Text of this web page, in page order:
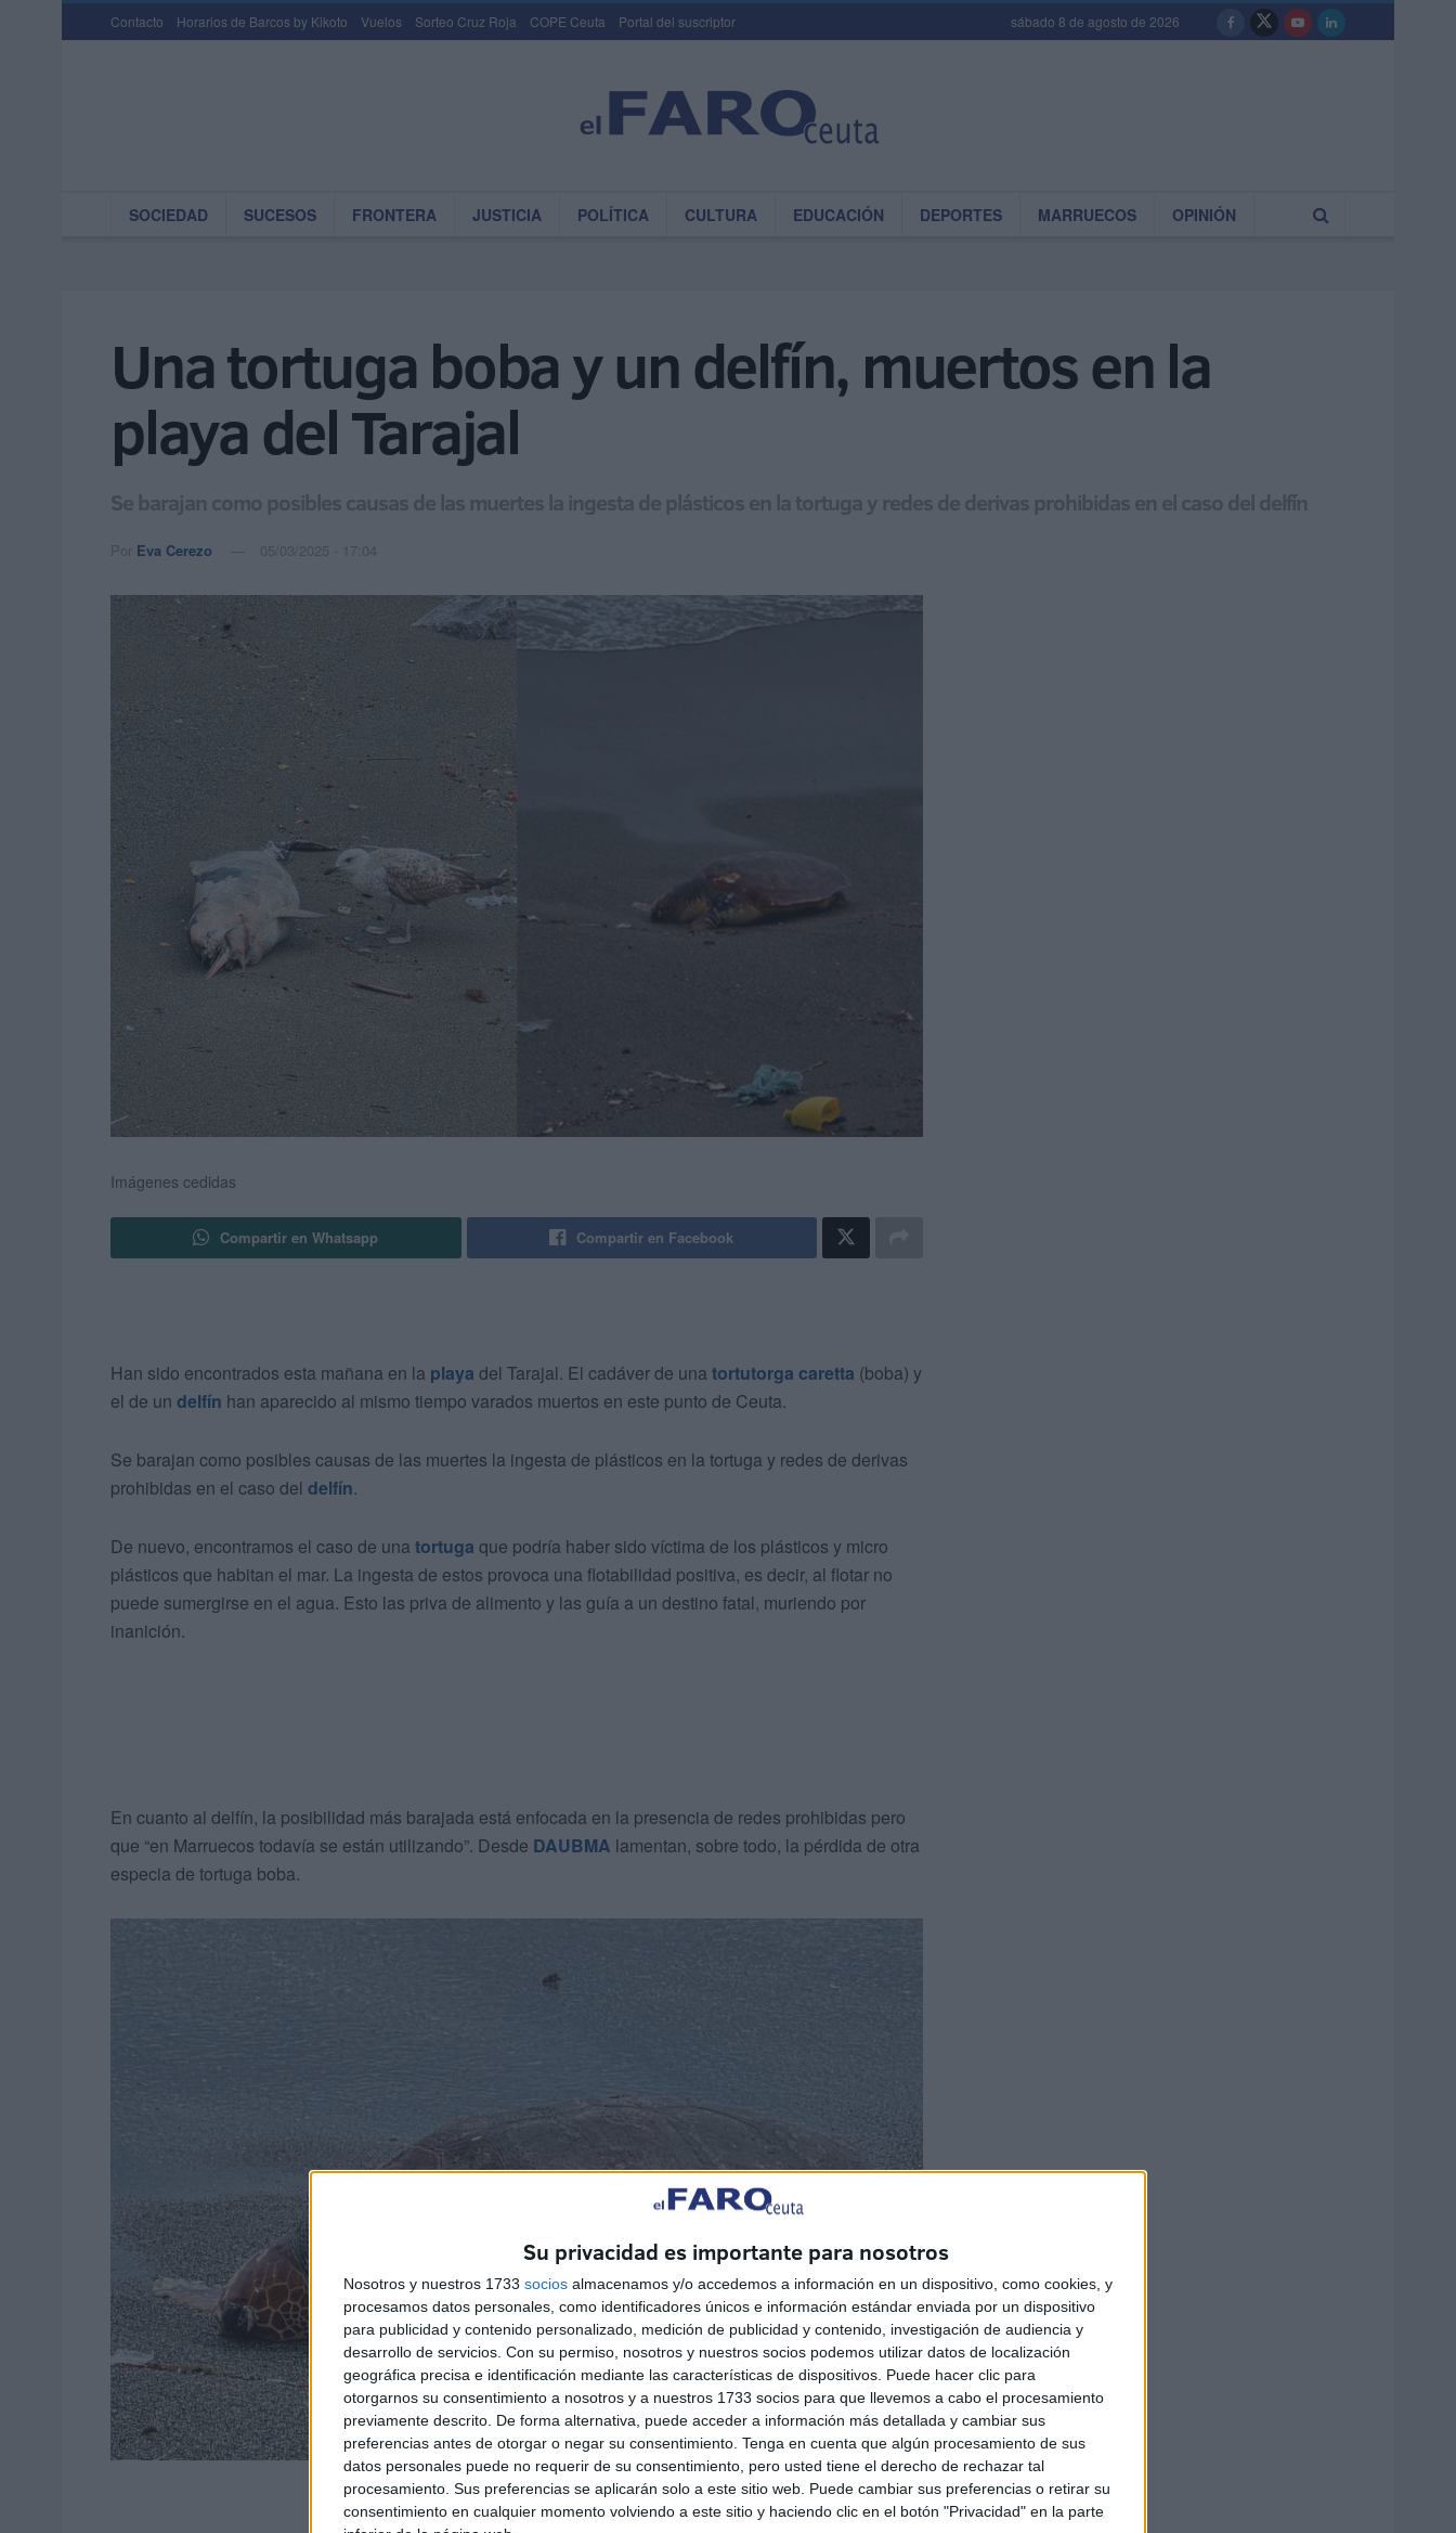
Su privacidad es importante para nosotros
Nosotros y nuestros 1733 socios almacenamos y/o accedemos a información en un dispositivo, como cookies, y
procesamos datos personales, como identificadores únicos e información estándar enviada por un dispositivo
para publicidad y contenido personalizado, medición de publicidad y contenido, investigación de audiencia y
desarrollo de servicios. Con su permiso, nosotros y nuestros socios podemos utilizar datos de localización
geográfica precisa e identificación mediante las características de dispositivos. Puede hacer clic para
otorgarnos su consentimiento a nosotros y a nuestros 1733 socios para que llevemos a cabo el procesamiento
previamente descrito. De forma alternativa, puede acceder a información más detallada y cambiar sus
preferencias antes de otorgar o negar su consentimiento. Tenga en cuenta que algún procesamiento de sus
datos personales puede no requerir de su consentimiento, pero usted tiene el derecho de rechazar tal
procesamiento. Sus preferencias se aplicarán solo a este sitio web. Puede cambiar sus preferencias o retirar su
consentimiento en cualquier momento volviendo a este sitio y haciendo clic en el botón "Privacidad" en la parte
Contacto Horarios de Barcos by Kikoto Vuelos Sorteo Cruz Roja COPE Ceuta Portal del suscriptor sábado 8 de agosto de 2026
SOCIEDAD SUCESOS FRONTERA JUSTICIA POLÍTICA CULTURA EDUCACIÓN DEPORTES MARRUECOS OPINIÓN
Una tortuga boba y un delfín, muertos en la
playa del Tarajal
Se barajan como posibles causas de las muertes la ingesta de plásticos en la tortuga y redes de derivas prohibidas en el caso del delfín
Por Eva Cerezo 05/03/2025 - 17:04
Imágenes cedidas
Compartir en Whatsapp Compartir en Facebook
Han sido encontrados esta mañana en la playa del Tarajal. El cadáver de una tortutorga caretta (boba) y
el de un delfín han aparecido al mismo tiempo varados muertos en este punto de Ceuta.
Se barajan como posibles causas de las muertes la ingesta de plásticos en la tortuga y redes de derivas
prohibidas en el caso del delfín.
De nuevo, encontramos el caso de una tortuga que podría haber sido víctima de los plásticos y micro
plásticos que habitan el mar. La ingesta de estos provoca una flotabilidad positiva, es decir, al flotar no
puede sumergirse en el agua. Esto las priva de alimento y las guía a un destino fatal, muriendo por
inanición.
En cuanto al delfín, la posibilidad más barajada está enfocada en la presencia de redes prohibidas pero
que “en Marruecos todavía se están utilizando”. Desde DAUBMA lamentan, sobre todo, la pérdida de otra
especia de tortuga boba.